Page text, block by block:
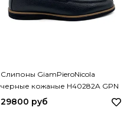
Слипоны GiamPieroNicola
черные кожаные H40282A GPN
29800 руб